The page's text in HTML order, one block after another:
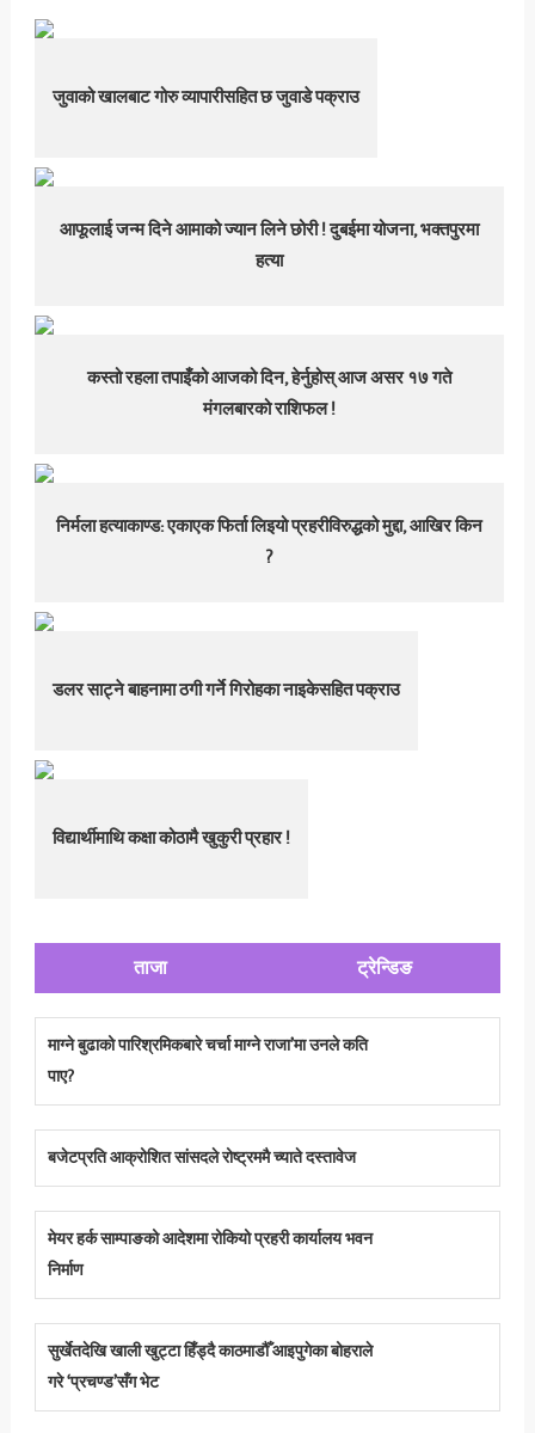
जुवाको खालबाट गोरु व्यापारीसहित छ जुवाडे पक्राउ
आफूलाई जन्म दिने आमाको ज्यान लिने छोरी ! दुबईमा योजना, भक्तपुरमा
हत्या
कस्तो रहला तपाइँको आजको दिन, हेर्नुहोस् आज असर १७ गते
मंगलबारको राशिफल !
निर्मला हत्याकाण्ड: एकाएक फिर्ता लिइयो प्रहरीविरुद्धको मुद्दा, आखिर किन
?
डलर साट्ने बाहनामा ठगी गर्ने गिरोहका नाइकेसहित पक्राउ
विद्यार्थीमाथि कक्षा कोठामै खुकुरी प्रहार !
ताजा ट्रेन्डिङ
माग्ने बुढाको पारिश्रमिकबारे चर्चा माग्ने राजा’मा उनले कति
पाए?
बजेटप्रति आक्रोशित सांसदले रोष्ट्रममै च्याते दस्तावेज
मेयर हर्क साम्पाङको आदेशमा रोकियो प्रहरी कार्यालय भवन
निर्माण
सुर्खेतदेखि खाली खुट्टा हिँड्दै काठमाडौँ आइपुगेका बोहराले
गरे ‘प्रचण्ड’सँग भेट